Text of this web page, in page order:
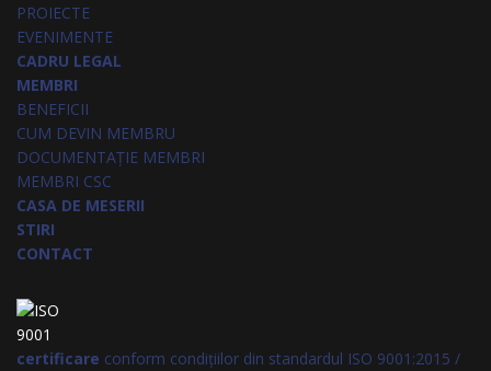
PROIECTE
EVENIMENTE
CADRU LEGAL
MEMBRI
BENEFICII
CUM DEVIN MEMBRU
DOCUMENTAȚIE MEMBRI
MEMBRI CSC
CASA DE MESERII
STIRI
CONTACT
certificare conform condițiilor din standardul ISO 9001:2015 /